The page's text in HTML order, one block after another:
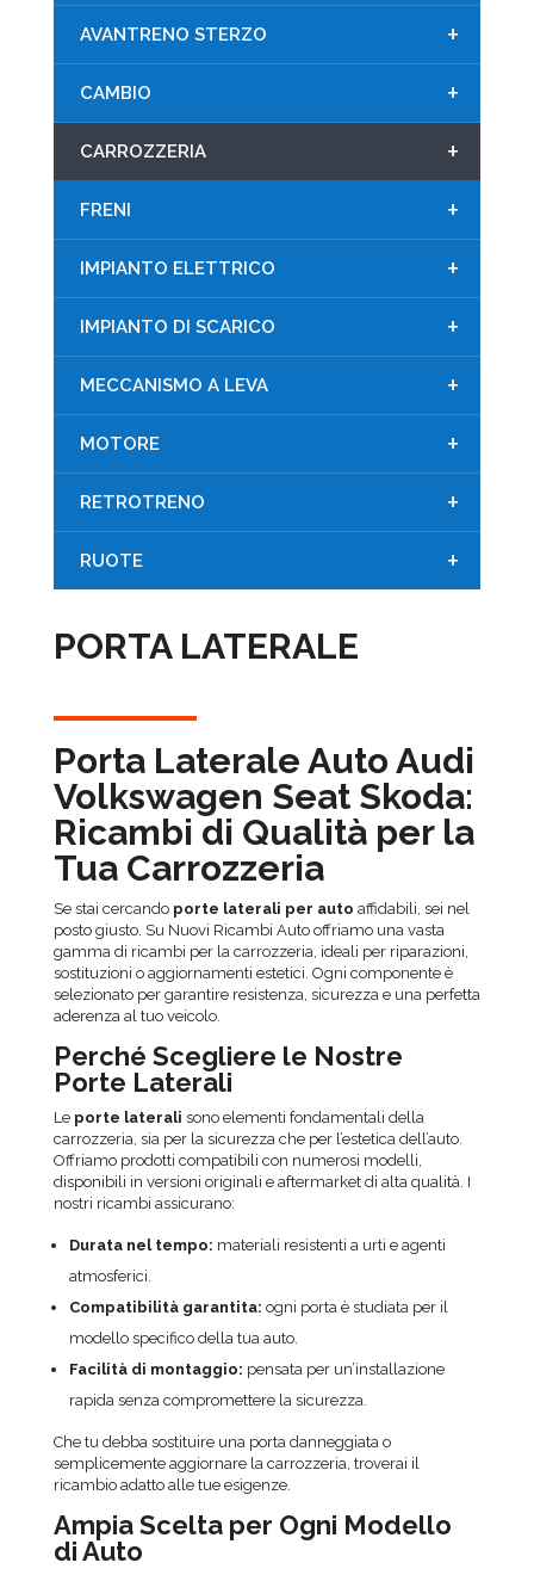
+
AVANTRENO STERZO
+
CAMBIO
+
CARROZZERIA
+
FRENI
+
IMPIANTO ELETTRICO
+
IMPIANTO DI SCARICO
+
MECCANISMO A LEVA
+
MOTORE
+
RETROTRENO
+
RUOTE
PORTA LATERALE
Porta Laterale Auto Audi
Volkswagen Seat Skoda:
Ricambi di Qualità per la
Tua Carrozzeria
Se stai cercando porte laterali per auto affidabili, sei nel
posto giusto. Su Nuovi Ricambi Auto offriamo una vasta
gamma di ricambi per la carrozzeria, ideali per riparazioni,
sostituzioni o aggiornamenti estetici. Ogni componente è
selezionato per garantire resistenza, sicurezza e una perfetta
aderenza al tuo veicolo.
Perché Scegliere le Nostre
Porte Laterali
Le porte laterali sono elementi fondamentali della
carrozzeria, sia per la sicurezza che per l’estetica dell’auto.
Offriamo prodotti compatibili con numerosi modelli,
disponibili in versioni originali e aftermarket di alta qualità. I
nostri ricambi assicurano:
Durata nel tempo: materiali resistenti a urti e agenti
atmosferici.
Compatibilità garantita: ogni porta è studiata per il
modello specifico della tua auto.
Facilità di montaggio: pensata per un’installazione
rapida senza compromettere la sicurezza.
Che tu debba sostituire una porta danneggiata o
semplicemente aggiornare la carrozzeria, troverai il
ricambio adatto alle tue esigenze.
Ampia Scelta per Ogni Modello
di Auto